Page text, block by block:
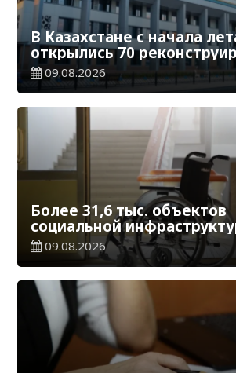
В Казахстане с начала
открылись 70
железнодорожных
09.08.2026
Более 31,6 тыс. объектов
социальной
адаптированы для лиц с
инвалидностью
09.08.2026